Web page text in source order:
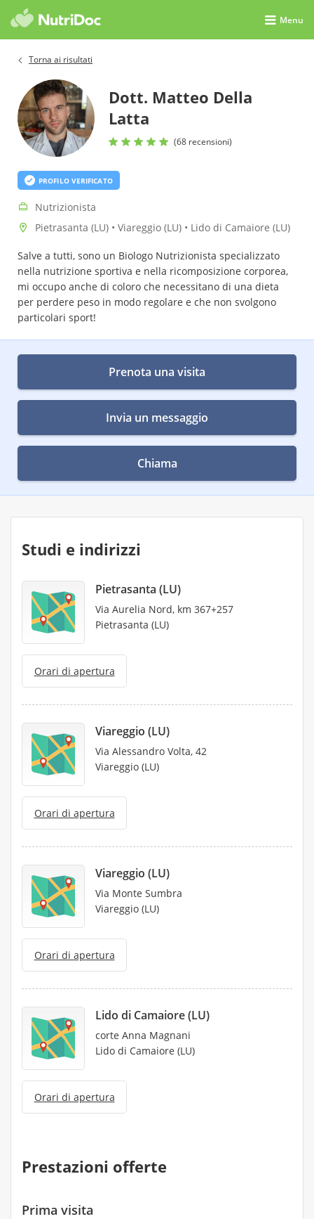
Menu
Torna ai risultati
Dott. Matteo Della
Latta
(68 recensioni)
PROFILO VERIFICATO
Nutrizionista
Pietrasanta (LU) • Viareggio (LU) • Lido di Camaiore (LU)
Salve a tutti, sono un Biologo Nutrizionista specializzato
nella nutrizione sportiva e nella ricomposizione corporea,
mi occupo anche di coloro che necessitano di una dieta
per perdere peso in modo regolare e che non svolgono
particolari sport!
Prenota una visita
Invia un messaggio
Chiama
Studi e indirizzi
Pietrasanta (LU)
Via Aurelia Nord, km 367+257
Pietrasanta (LU)
Orari di apertura
Viareggio (LU)
Via Alessandro Volta, 42
Viareggio (LU)
Orari di apertura
Viareggio (LU)
Via Monte Sumbra
Viareggio (LU)
Orari di apertura
Lido di Camaiore (LU)
corte Anna Magnani
Lido di Camaiore (LU)
Orari di apertura
Prestazioni offerte
Prima visita